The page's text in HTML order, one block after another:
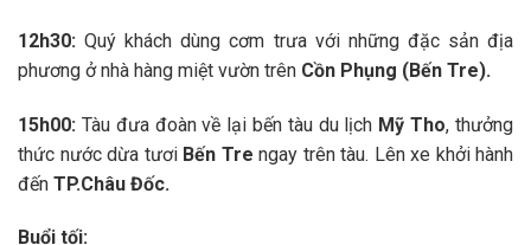
12h30: Quý khách dùng cơm trưa với những đặc sản địa
phương ở nhà hàng miệt vườn trên Cồn Phụng (Bến Tre).
15h00: Tàu đưa đoàn về lại bến tàu du lịch Mỹ Tho, thưởng
thức nước dừa tươi Bến Tre ngay trên tàu. Lên xe khởi hành
đến TP.Châu Đốc.
Buổi tối: